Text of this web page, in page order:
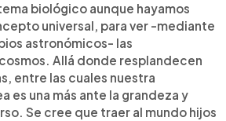
biológico aunque hayamos
universal, para ver -mediante
astronómicos- las
Allá donde resplandecen
entre las cuales nuestra
es una más ante la grandeza y
Se cree que traer al mundo hijos